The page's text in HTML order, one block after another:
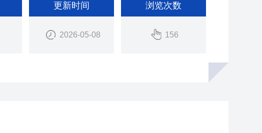
更新时间
2026-05-08
浏览次数
156